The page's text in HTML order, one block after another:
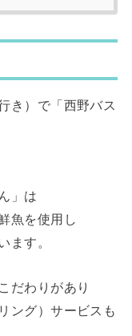
き）で「西野バス
」は
魚を使用し
ます。
だわりがあり
ング）サービスも